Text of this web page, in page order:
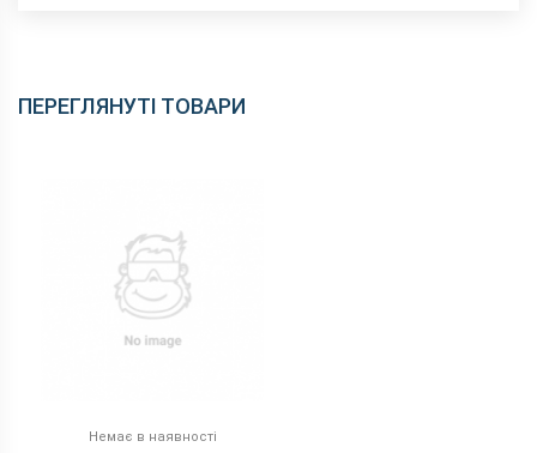
ПЕРЕГЛЯНУТІ ТОВАРИ
Немає в наявності